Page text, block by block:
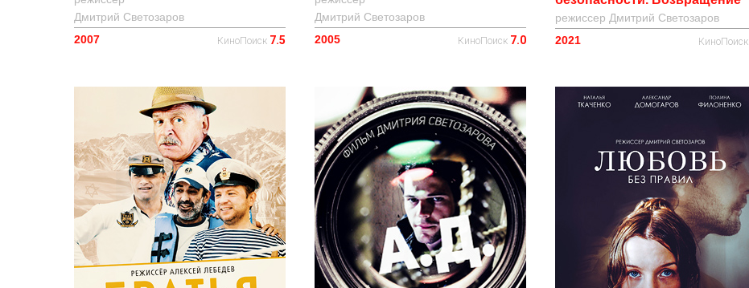
Дмитрий Светозаров
2007
КиноПоиск 7.5
Дмитрий Светозаров
2005
КиноПоиск 7.0
режиссер Дмитрий Светозаров
2021
КиноПоиск